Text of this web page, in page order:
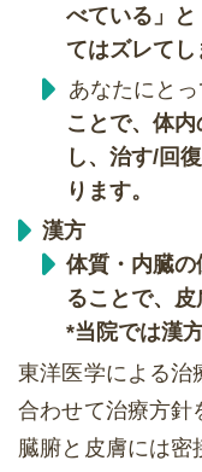
べている」
と
てはズレてし
あなたにとっ
ことで、体
し、治す/回
ります。
漢方
体質・内臓
ることで、皮
*当院では漢
東洋医学による治
合わせて治療方針
臓腑と皮膚には密